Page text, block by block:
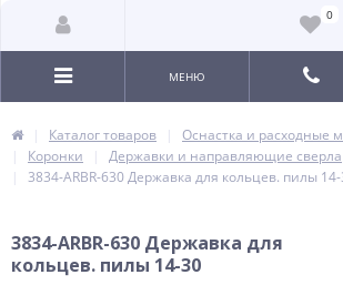
0
МЕНЮ
Каталог товаров
Оснастка и расходные
Коронки
Державки и направляющие сверла
3834-ARBR-630 Державка для кольцев. пилы
3834-ARBR-630 Державка для
кольцев. пилы 14-30